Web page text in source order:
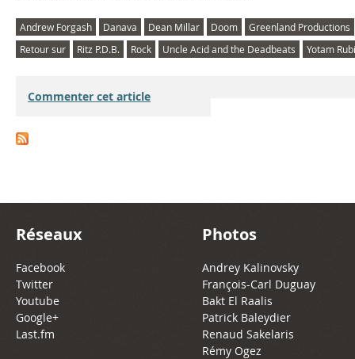
Andrew Forgash Danava Dean Millar Doom
Greenland Productions
Retour sur
Ritz P.D.B. Rock Uncle Acid and the Deadbeats Yotam
Commenter cet article
Réseaux
Facebook
Twitter
Youtube
Google+
Last.fm
Photos
Andrey Kalinovsky
François-Carl Duguay
Bakt El Raalis
Patrick Baleydier
Renaud Sakelaris
Rémy Ogez